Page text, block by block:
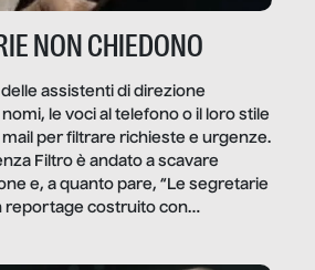
NON CHIEDONO
assistenti di direzione
le voci al telefono o il loro stile
per filtrare richieste e urgenze.
Filtro è andato a scavare
e, a quanto pare, “Le segretarie
reportage costruito con